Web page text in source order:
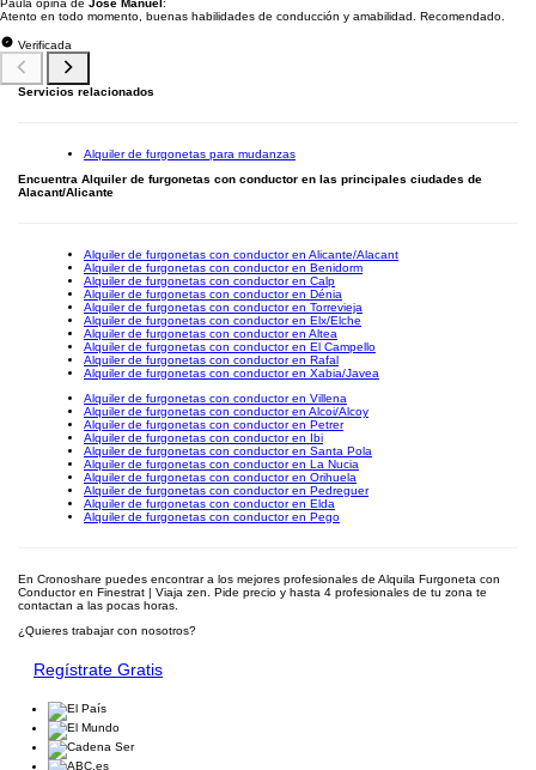
Atento en todo momento, buenas habilidades de conducción y amabilidad. Recomendado.
Verificada
Servicios relacionados
Alquiler de furgonetas para mudanzas
Encuentra Alquiler de furgonetas con conductor en las principales ciudades de
Alacant/Alicante
Alquiler de furgonetas con conductor en Alicante/Alacant
Alquiler de furgonetas con conductor en Benidorm
Alquiler de furgonetas con conductor en Calp
Alquiler de furgonetas con conductor en Dénia
Alquiler de furgonetas con conductor en Torrevieja
Alquiler de furgonetas con conductor en Elx/Elche
Alquiler de furgonetas con conductor en Altea
Alquiler de furgonetas con conductor en El Campello
Alquiler de furgonetas con conductor en Rafal
Alquiler de furgonetas con conductor en Xabia/Javea
Alquiler de furgonetas con conductor en Villena
Alquiler de furgonetas con conductor en Alcoi/Alcoy
Alquiler de furgonetas con conductor en Petrer
Alquiler de furgonetas con conductor en Ibi
Alquiler de furgonetas con conductor en Santa Pola
Alquiler de furgonetas con conductor en La Nucia
Alquiler de furgonetas con conductor en Orihuela
Alquiler de furgonetas con conductor en Pedreguer
Alquiler de furgonetas con conductor en Elda
Alquiler de furgonetas con conductor en Pego
En Cronoshare puedes encontrar a los mejores profesionales de Alquila Furgoneta con
Conductor en Finestrat | Viaja zen. Pide precio y hasta 4 profesionales de tu zona te
contactan a las pocas horas.
¿Quieres trabajar con nosotros?
Regístrate Gratis